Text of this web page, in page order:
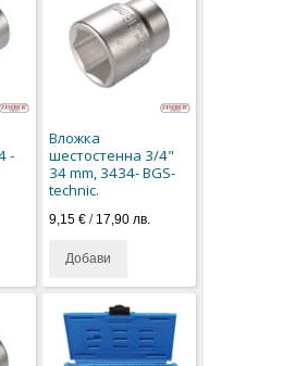
-
Вложка
шестостенна 3/4"
34 mm, 3434- BGS-
technic.
9,15 €/ 17,90 лв.
Добави